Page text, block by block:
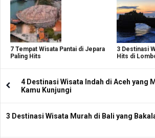
7 Tempat Wisata Pantai di Jepara
Paling Hits
3 Destinasi
Hits di
4 Destinasi Wisata Indah di Aceh yang
Kamu Kunjungi
3 Destinasi Wisata Murah di Bali yang